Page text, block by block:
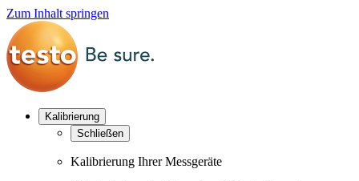
Zum Inhalt springen
Kalibrierung
Schließen
Kalibrierung Ihrer Messgeräte